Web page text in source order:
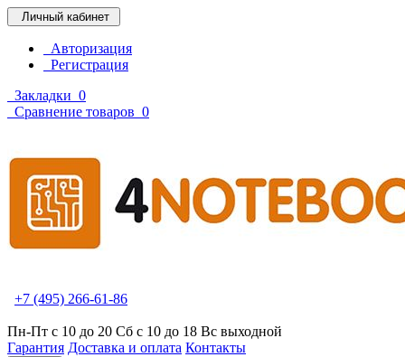
Личный кабинет
Авторизация
Регистрация
Закладки 0
Сравнение товаров 0
+7 (495) 266-61-86
Пн-Пт с 10 до 20 Сб с 10 до 18 Вс выходной
Гарантия Доставка и оплата Контакты